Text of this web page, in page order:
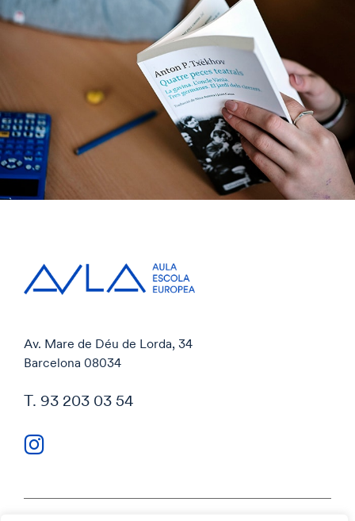
Av. Mare de Déu de Lorda, 34
Barcelona 08034
T. 93 203 03 54